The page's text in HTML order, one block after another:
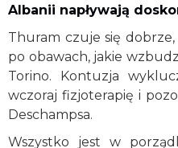
Albanii napływają
Thuram czuje się
po obawach, jakie
Torino. Kontuzja
wczoraj fizjoterapię i
Deschampsa.
Wszystko jest w